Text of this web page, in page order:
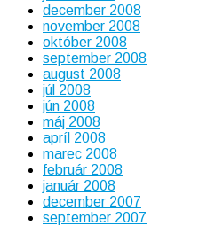
december 2008
november 2008
október 2008
september 2008
august 2008
júl 2008
jún 2008
máj 2008
apríl 2008
marec 2008
február 2008
január 2008
december 2007
september 2007